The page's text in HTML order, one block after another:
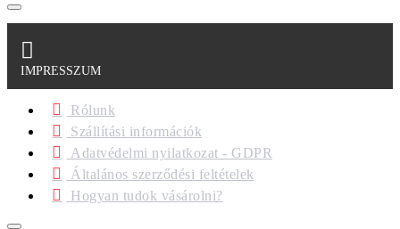
IMPRESSZUM
Rólunk
Szállítási információk
Adatvédelmi nyilatkozat - GDPR
Általános szerződési feltételek
Hogyan tudok vásárolni?